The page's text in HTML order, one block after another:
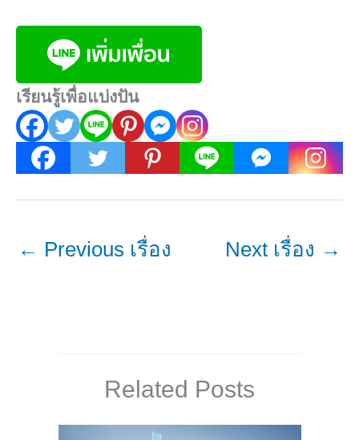
เรียนรู้เพื่อแบ่งปัน
← Previous เรื่อง Next เรื่อง →
Related Posts